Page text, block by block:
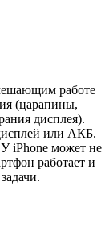
работе
(царапины,
дисплея).
или АКБ.
У iPhone может не
работает и